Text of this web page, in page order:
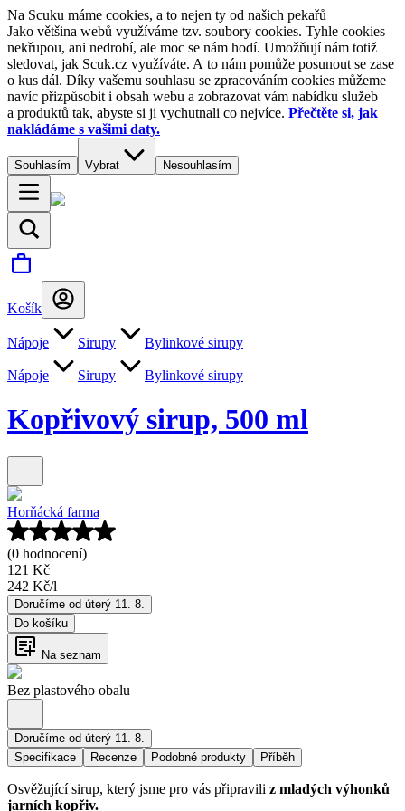
Na Scuku máme cookies, a to nejen ty od našich pekařů
Jako většina webů využíváme tzv. soubory cookies. Tyhle cookies
nekřupou, ani nedrobí, ale moc se nám hodí. Umožňují nám totiž
sledovat, jak Scuk.cz využíváte. A to nám pomůže posunout se zase
o kus dál. Díky vašemu souhlasu se zpracováním cookies můžeme
navíc přizpůsobit i obsah webu a zobrazovat vám nabídku služeb
a produktů tak, abyste si ji vychutnali co nejvíce. Přečtěte si, jak
nakládáme s vašimi daty.
Souhlasím Vybrat Nesouhlasím
Košík
Nápoje Sirupy Bylinkové sirupy
Nápoje Sirupy Bylinkové sirupy
Kopřivový sirup, 500 ml
Horňácká farma
(0 hodnocení)
121 Kč
242 Kč/l
Doručíme od úterý 11. 8.
Do košíku
Na seznam
Bez plastového obalu
Doručíme od úterý 11. 8.
Specifikace
Recenze Podobné produkty Příběh
Osvěžující sirup, který jsme pro vás připravili z mladých výhonků
jarních kopřiv.